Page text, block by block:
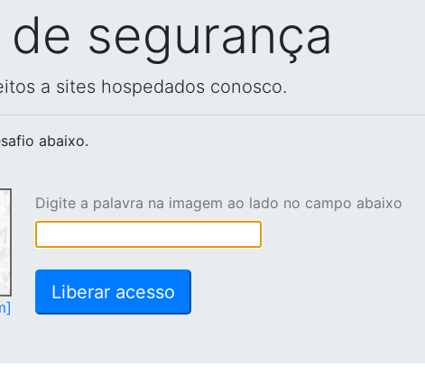
segurança
a sites hospedados conosco.
abaixo.
Digite a palavra na imagem ao lado no campo abaixo